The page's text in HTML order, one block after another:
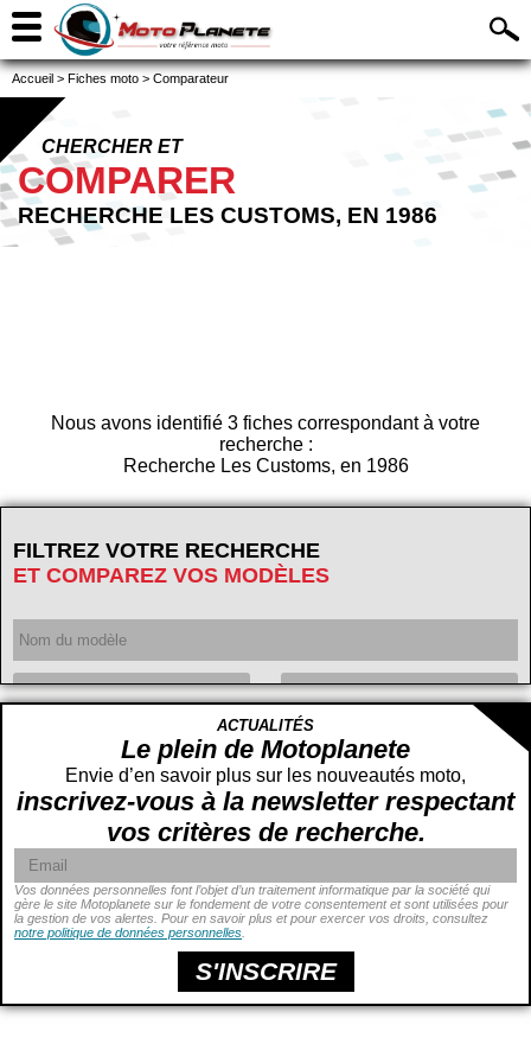
Accueil > Fiches moto > Comparateur
CHERCHER ET
COMPARER
RECHERCHE LES CUSTOMS, EN 1986
Nous avons identifié 3 fiches correspondant à votre
recherche :
Recherche Les Customs, en 1986
FILTREZ VOTRE RECHERCHE
ET COMPAREZ VOS MODÈLES
Cylindrée
cc
Puissance
ch -
Prix
cm -
ACTUALITÉS
Le plein de Motoplanete
Envie d’en savoir plus sur les nouveautés moto,
inscrivez-vous à la newsletter respectant
vos critères de recherche.
Vos données personnelles font l’objet d’un traitement informatique par la société qui
gère le site Motoplanete sur le fondement de votre consentement et sont utilisées pour
la gestion de vos alertes. Pour en savoir plus et pour exercer vos droits, consultez
notre politique de données personnelles
S'INSCRIRE